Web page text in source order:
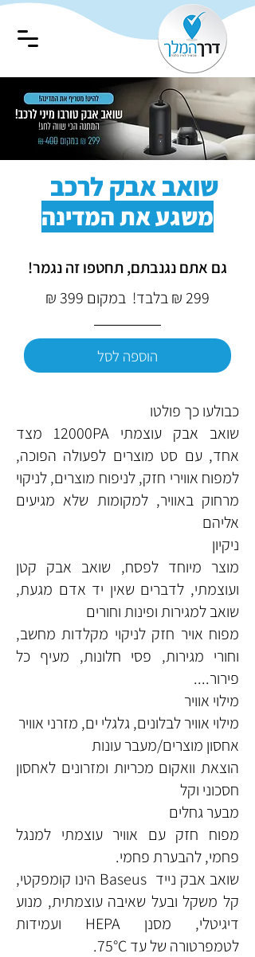
שואב אבק לרכב
משגע את המדינה
גם אתם נגנבתם, תחטפו זה נגמר!
299 ₪ בלבד! במקום 399 ₪
הוספה לסל
כבולעו כך פולטו
שואב אבק עוצמתי 12000PA מצד
אחד, עם סט מוצרים לפעולה הפוכה,
למפוח אווירי חזק, לניפוח מוצרים, לניקוי
מרחוק באוויר, למקומות שלא מגיעים
אליהם
ניקיון
מוצר מיוחד לפסח, שואב אבק קטן
ועוצמתי, לדברים שאין יד אדם מגעת,
שואב למגירות ופינות וחורים
מפוח אויר חזק לניקוי מקלדות מחשב,
וחורי מגירות, פסי חלונות, מעיף כל
פירור....
מילוי אוויר
מילוי אוויר לבלונים, גלגלי ים, מזרני אוויר
אחסון מוצרים/מעבר עונות
הוצאת וואקום מכריות ומזרונים לאחסון
חסכוני וקל
מבער גחלים
מפוח חזק עם אוויר עוצמתי למנגל
פחמי, להבערת פחמי.
שואב אבק נייד Baseus הינו קומפקטי,
קל משקל ובעל שאיבה עוצמתית, מנוע
דיגיטלי, מסנן HEPA ועמידות
לטמפרטורה של עד 75°C.